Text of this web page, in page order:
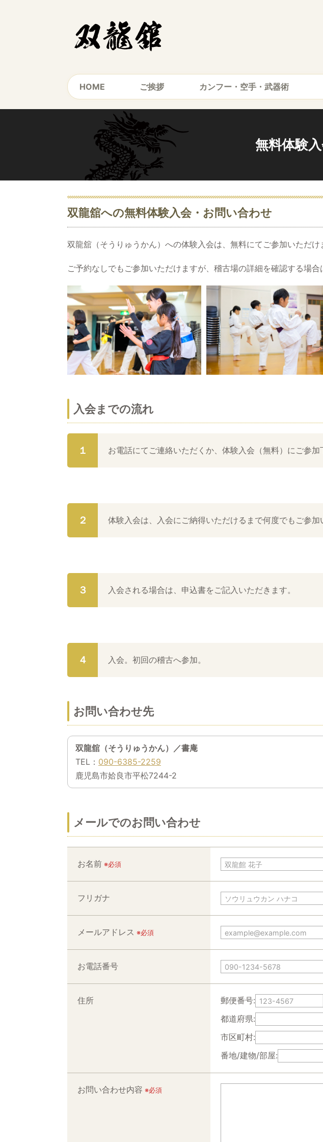
HOME ご挨拶 カンフー・空手・武器術
無料体験
双龍舘への無料体験入会・お問い合わせ
双龍舘（そうりゅうかん）への体験入会は、無料にてご参加いただ
ご予約なしでもご参加いただけますが、稽古場の詳細を確認する場合
入会までの流れ
１ お電話にてご連絡いただくか、体験入会（無料）にご参加
２ 体験入会は、入会にご納得いただけるまで何度でもご参加
３ 入会される場合は、申込書をご記入いただきます。
４ 入会。初回の稽古へ参加。
お問い合わせ先
双龍舘（そうりゅうかん）／書庵
TEL： 090-6385-2259
鹿児島市姶良市平松7244-2
メールでのお問い合わせ
お名前 ※必須
フリガナ
メールアドレス ※必須
お電話番号
住所
郵便番号:
都道府県:
市区町村:
番地/建物/部屋:
お問い合わせ内容 ※必須